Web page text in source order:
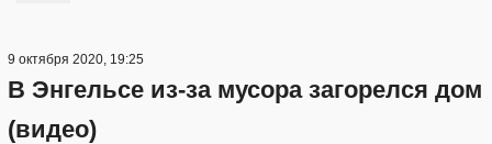
9 октября 2020, 19:25
В Энгельсе из-за мусора загорелся дом
(видео)